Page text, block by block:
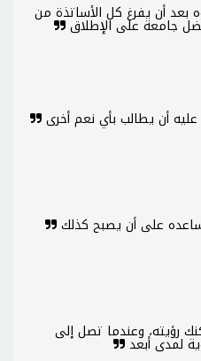
بعد أن يفرغ كل الأساتذة من
جامعة على الإطلاق
أن يطالب بأي نعم أخرى
على أن يصبح كذلك
رؤيته، وعندما تصل إلى
لمدى أبعد